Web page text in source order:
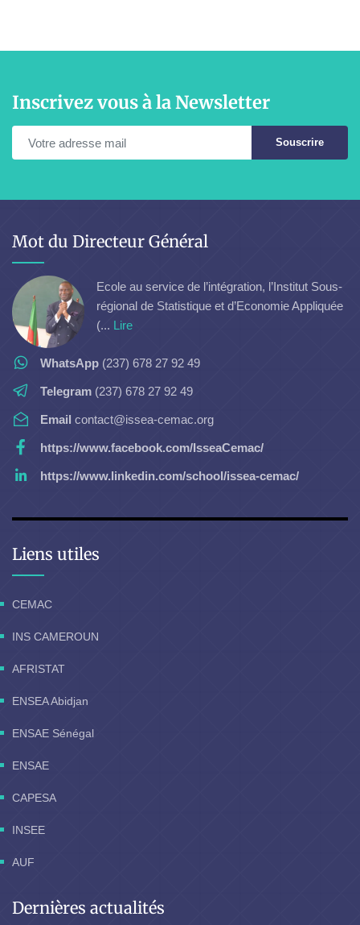
Inscrivez vous à la Newsletter
Souscrire
Mot du Directeur Général
Ecole au service de l’intégration, l’Institut Sous-
régional de Statistique et d’Economie Appliquée
(... Lire
WhatsApp (237) 678 27 92 49
Telegram (237) 678 27 92 49
Email contact@issea-cemac.org
https://www.facebook.com/IsseaCemac/
https://www.linkedin.com/school/issea-cemac/
Liens utiles
CEMAC
INS CAMEROUN
AFRISTAT
ENSEA Abidjan
ENSAE Sénégal
ENSAE
CAPESA
INSEE
AUF
Dernières actualités